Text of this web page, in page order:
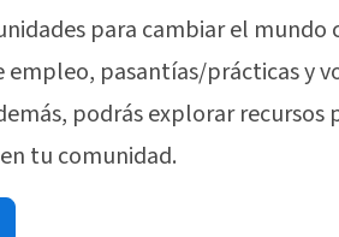
para cambiar el mundo
empleo, pasantías/prácticas y
podrás explorar recursos
tu comunidad.